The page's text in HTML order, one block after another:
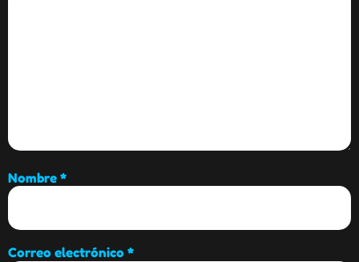
Nombre *
Correo electrónico *